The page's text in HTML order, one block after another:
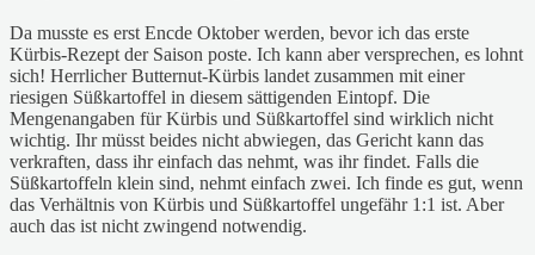
Da musste es erst Encde Oktober werden, bevor ich das erste
Kürbis-Rezept der Saison poste. Ich kann aber versprechen, es lohnt
sich! Herrlicher Butternut-Kürbis landet zusammen mit einer
riesigen Süßkartoffel in diesem sättigenden Eintopf. Die
Mengenangaben für Kürbis und Süßkartoffel sind wirklich nicht
wichtig. Ihr müsst beides nicht abwiegen, das Gericht kann das
verkraften, dass ihr einfach das nehmt, was ihr findet. Falls die
Süßkartoffeln klein sind, nehmt einfach zwei. Ich finde es gut, wenn
das Verhältnis von Kürbis und Süßkartoffel ungefähr 1:1 ist. Aber
auch das ist nicht zwingend notwendig.